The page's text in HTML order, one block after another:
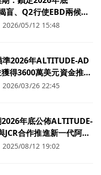
盲、Q2行使EBD兩候選
撐至2027年初
2026/05/12 15:48
2026年ALTITUDE-AD
得3600萬美元資金推進
2026/03/26 22:45
年底公佈ALTITUDE-
合作推進新一代阿茲
2025/08/12 19:02